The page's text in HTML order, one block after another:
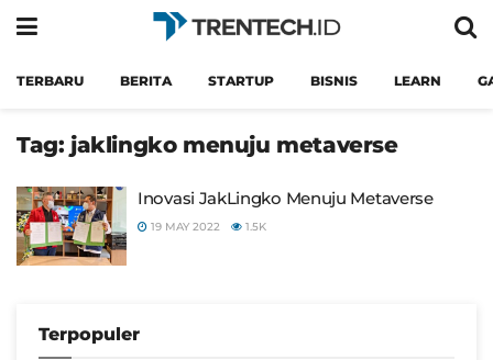
TERBARU BERITA STARTUP BISNIS LEARN
Tag: jaklingko menuju metaverse
Inovasi JakLingko Menuju Metaverse
19 MAY 2022 1.5K
Terpopuler